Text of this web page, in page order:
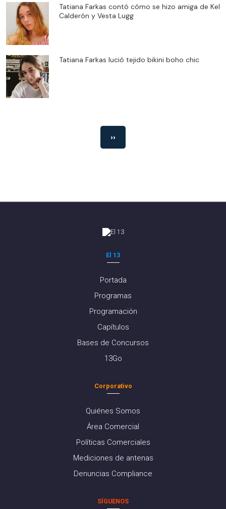
Tatiana Farkas contó cómo se hizo amiga de Kel
Calderón y Vesta Lugg
Tatiana Farkas lució tejido bikini boho chic
››
El 13
Portada
Programas
Programación
Capítulos
Bases de Concursos
13Go
Corporativo
Quiénes Somos
Área Comercial
Políticas Comerciales
Mediciones de antenas
Denuncias Compliance
SÍGUENOS